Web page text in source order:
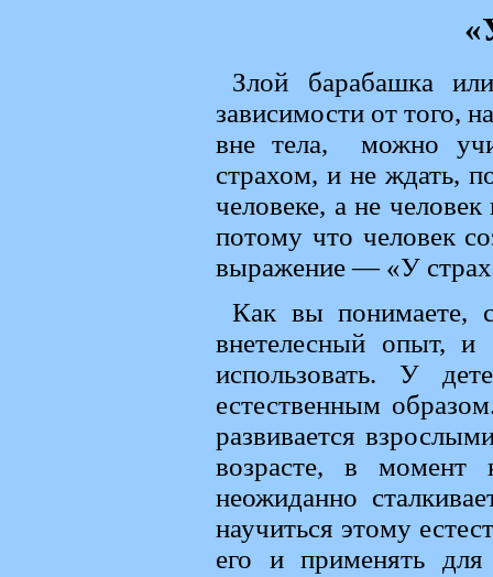
Злой барабашка
зависимости от того,
вне тела, можно
страхом, и не ждать,
человеке, а не
потому что человек
выражение — «У
Как вы понимаете,
внетелесный опыт, и
использовать. У
естественным
развивается
возрасте, в момент
неожиданно
научиться этому
его и применять